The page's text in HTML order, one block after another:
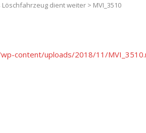
dient weiter > MVI_3510
content/uploads/2018/11/